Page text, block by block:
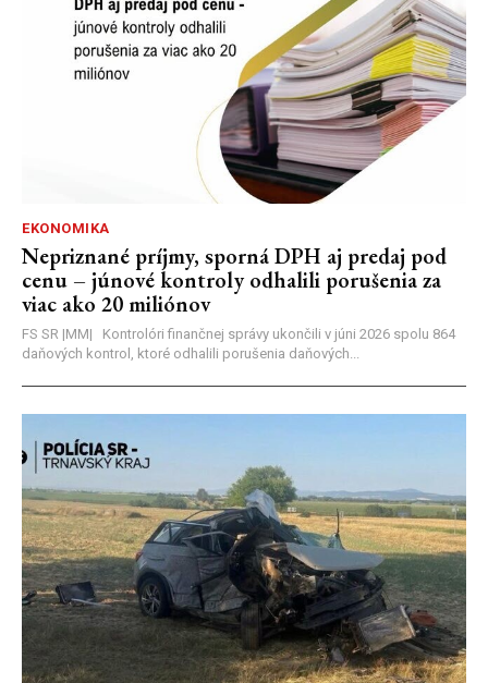
EKONOMIKA
Nepriznané príjmy, sporná DPH aj predaj pod
cenu – júnové kontroly odhalili porušenia za
viac ako 20 miliónov
FS SR |MM| Kontrolóri finančnej správy ukončili v júni 2026 spolu 864
daňových kontrol, ktoré odhalili porušenia daňových...